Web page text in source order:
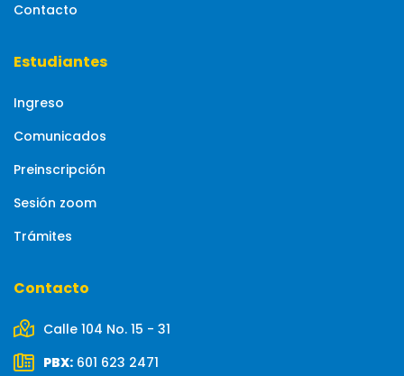
Contacto
Estudiantes
Ingreso
Comunicados
Preinscripción
Sesión zoom
Trámites
Contacto
Calle 104 No. 15 - 31
PBX: 601 623 2471